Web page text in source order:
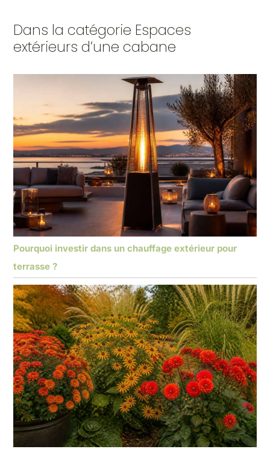
Dans la catégorie Espaces
extérieurs d’une cabane
Pourquoi investir dans un chauffage extérieur pour
terrasse ?